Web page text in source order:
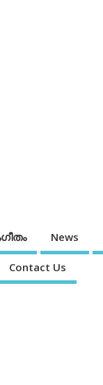
News
Contact Us